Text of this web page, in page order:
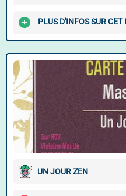
PLUS D'INFOS SUR CET
UN JOUR ZEN